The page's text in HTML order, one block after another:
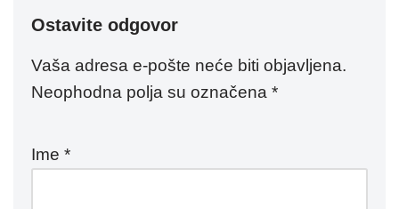
Ostavite odgovor
Vaša adresa e-pošte neće biti objavljena.
Neophodna polja su označena *
Ime *